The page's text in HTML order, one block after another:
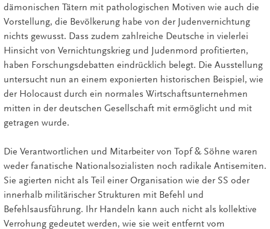
dämonischen Tätern mit pathologischen Motiven wie auch die
Vorstellung, die Bevölkerung habe von der Judenvernichtung
nichts gewusst. Dass zudem zahlreiche Deutsche in vielerlei
Hinsicht von Vernichtungskrieg und Judenmord profitierten,
haben Forschungsdebatten eindrücklich belegt. Die Ausstellung
untersucht nun an einem exponierten historischen Beispiel, wie
der Holocaust durch ein normales Wirtschaftsunternehmen
mitten in der deutschen Gesellschaft mit ermöglicht und mit
getragen wurde.
Die Verantwortlichen und Mitarbeiter von Topf & Söhne waren
weder fanatische Nationalsozialisten noch radikale Antisemiten.
Sie agierten nicht als Teil einer Organisation wie der SS oder
innerhalb militärischer Strukturen mit Befehl und
Befehlsausführung. Ihr Handeln kann auch nicht als kollektive
Verrohung gedeutet werden, wie sie weit entfernt vom